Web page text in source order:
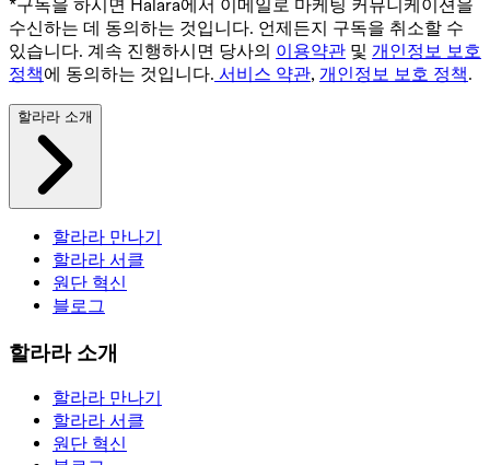
*구독을 하시면 Halara에서 이메일로 마케팅 커뮤니케이션을
수신하는 데 동의하는 것입니다. 언제든지 구독을 취소할 수
있습니다. 계속 진행하시면 당사의 이용약관 및 개인정보 보호
정책에 동의하는 것입니다. 서비스 약관, 개인정보 보호 정책.
할라라 소개
할라라 만나기
할라라 서클
원단 혁신
블로그
할라라 소개
할라라 만나기
할라라 서클
원단 혁신